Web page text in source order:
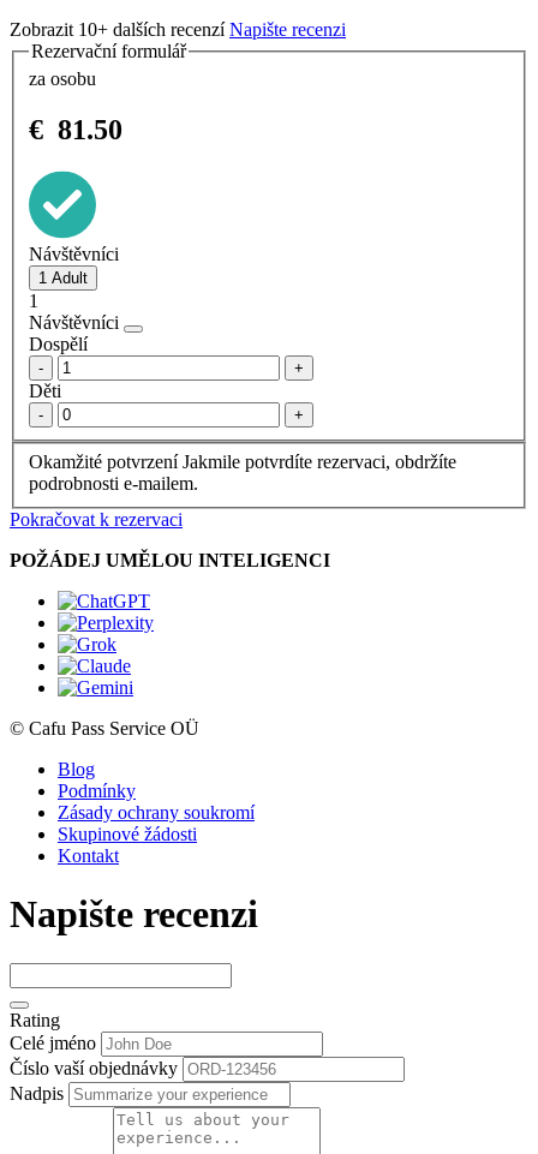
Zobrazit 10+ dalších recenzí Napište recenzi
Rezervační formulář
za osobu
€ 81.50
Návštěvníci
1
Návštěvníci
Dospělí
- +
Děti
- +
Okamžité potvrzení Jakmile potvrdíte rezervaci, obdržíte
podrobnosti e-mailem.
Pokračovat k rezervaci
POŽÁDEJ UMĚLOU INTELIGENCI
© Cafu Pass Service OÜ
Blog
Podmínky
Zásady ochrany soukromí
Skupinové žádosti
Kontakt
Napište recenzi
Rating
Celé jméno
Číslo vaší objednávky
Nadpis